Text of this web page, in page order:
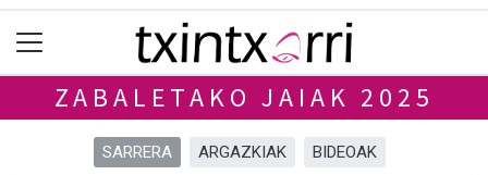
ZABALETAKO JAIAK 2025
SARRERA ARGAZKIAK BIDEOAK